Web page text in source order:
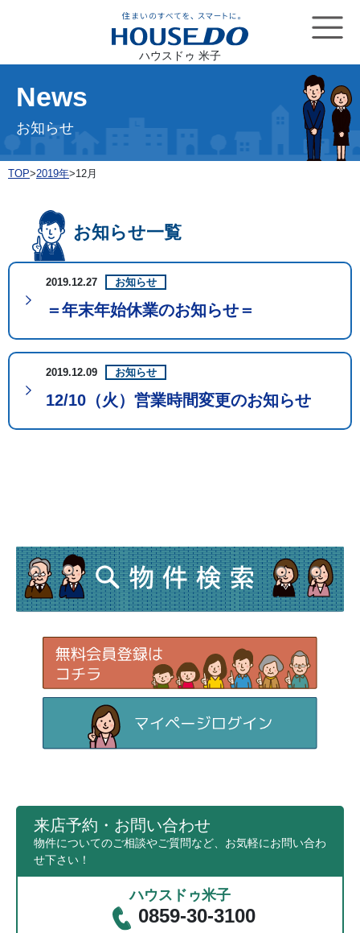
ハウスドゥ 米子
News
お知らせ
TOP>2019年>12月
お知らせ一覧
2019.12.27 お知らせ
＝年末年始休業のお知らせ＝
2019.12.09 お知らせ
12/10（火）営業時間変更のお知らせ
来店予約・お問い合わせ
物件についてのご相談やご質問など、お気軽にお問い合わ
せ下さい！
ハウスドゥ米子
0859-30-3100